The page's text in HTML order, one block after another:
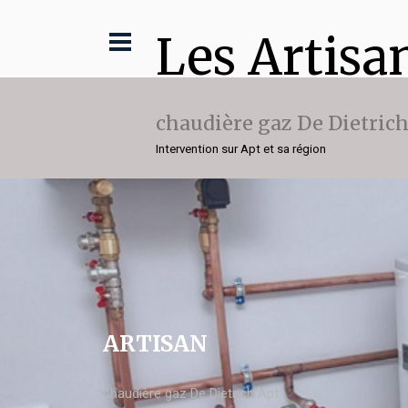
Les
chaudière gaz De Dietrich
Intervention sur Apt et sa région
ARTISAN
chaudière gaz De Dietrich Apt